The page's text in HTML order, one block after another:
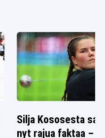
Silja Kososesta
nyt rajua faktaa –